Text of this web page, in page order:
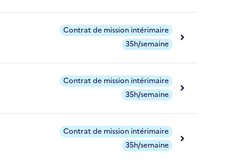
Contrat de mission intérimaire
35h/semaine
Contrat de mission intérimaire
35h/semaine
Contrat de mission intérimaire
35h/semaine